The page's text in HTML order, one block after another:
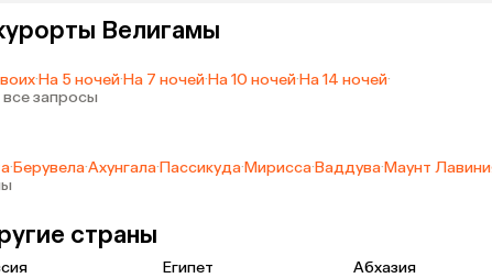
Велигамы
·На 5 ночей·На 7 ночей·На 10 ночей·На 14 ночей·
запросы
·Берувела·Ахунгала·Пассикуда·Мирисса·Ваддува·Маунт
страны
Египет
Абхазия